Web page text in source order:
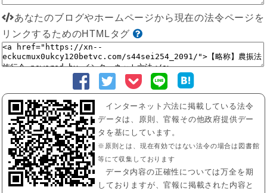
あなたのブログやホームページから現在の法令ページを
リンクするためのHTMLタグ
インターネット六法に掲載している法令
データは、原則、官報その他政府提供デー
タを基にしています。
※原則とは、現在有効ではない法令の場合は図書館
等にて収集しております
データ内容の正確性については万全を期
しておりますが、官報に掲載された内容と